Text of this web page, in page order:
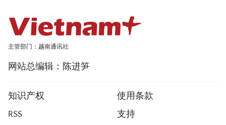
主管部门：越南通讯社
网站总编辑：陈进笋
知识产权
使用条款
RSS
支持